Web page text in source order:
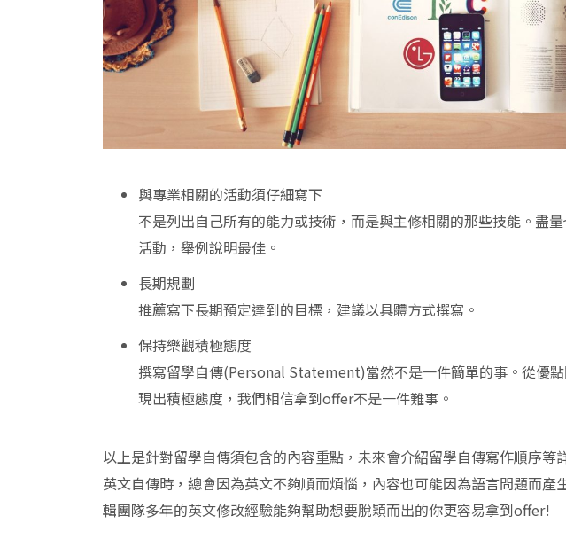
與專業相關的活動須仔細寫下
不是列出自己所有的能力或技術，而是與主修相關的那些技能。盡
活動，舉例說明最佳。
長期規劃
推薦寫下長期預定達到的目標，建議以具體方式撰寫。
保持樂觀積極態度
撰寫留學自傳(Personal Statement)當然不是一件簡單的事。從優
現出積極態度，我們相信拿到offer不是一件難事。
以上是針對留學自傳須包含的內容重點，未來會介紹留學自傳寫作順序等
英文自傳時，總會因為英文不夠順而煩惱，內容也可能因為語言問題而
輯團隊多年的英文修改經驗能夠幫助想要脫穎而出的你更容易拿到offer!